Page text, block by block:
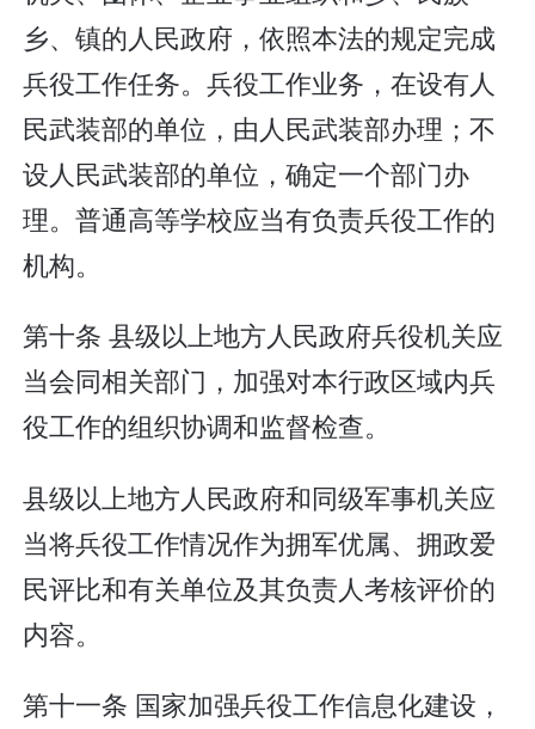
乡、镇的人民政府，依照本法的规定完成
兵役工作任务。兵役工作业务，在设有人
民武装部的单位，由人民武装部办理；不
设人民武装部的单位，确定一个部门办
理。普通高等学校应当有负责兵役工作的
机构。
第十条 县级以上地方人民政府兵役机关应
当会同相关部门，加强对本行政区域内兵
役工作的组织协调和监督检查。
县级以上地方人民政府和同级军事机关应
当将兵役工作情况作为拥军优属、拥政爱
民评比和有关单位及其负责人考核评价的
内容。
第十一条 国家加强兵役工作信息化建设，